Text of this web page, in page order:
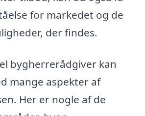
for markedet og de
der findes.
bygherrerådgiver kan
mange aspekter af
Her er nogle af de